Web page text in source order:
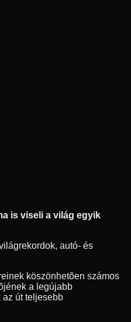
is viseli a világ egyik
autó- és
köszönhetõen számos
a legújabb
az út teljesebb